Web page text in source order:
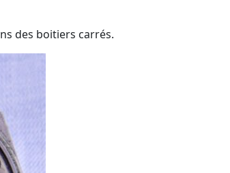
des boitiers carrés.